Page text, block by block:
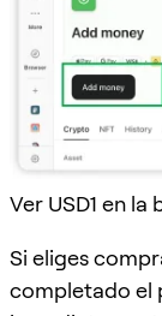
Ver USD1 en la
Si eliges
completado el